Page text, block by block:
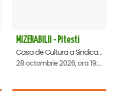
MIZERABILII - Pitesti
Casa de Cultura a Sindicatelor , Pitesti
28 octombrie 2026, ora 19:00